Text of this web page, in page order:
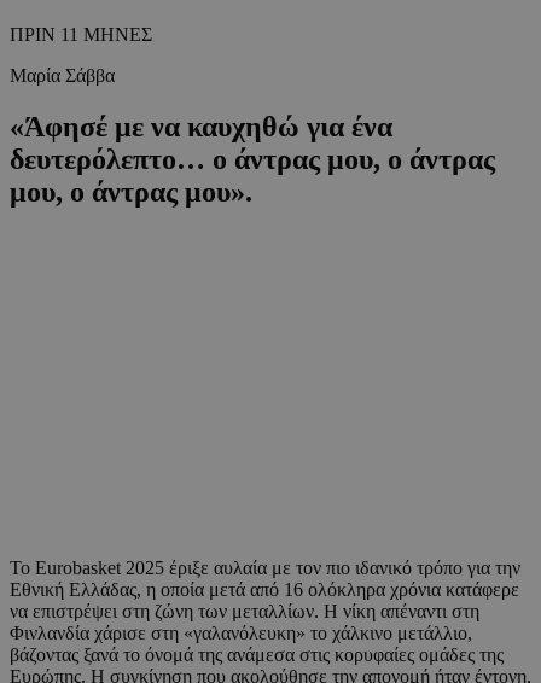
ΠΡΙΝ 11 ΜΗΝΕΣ
Μαρία Σάββα
«Άφησέ με να καυχηθώ για ένα
δευτερόλεπτο… ο άντρας μου, ο άντρας
μου, ο άντρας μου».
Το Eurobasket 2025 έριξε αυλαία με τον πιο ιδανικό τρόπο για την
Εθνική Ελλάδας, η οποία μετά από 16 ολόκληρα χρόνια κατάφερε
να επιστρέψει στη ζώνη των μεταλλίων. Η νίκη απέναντι στη
Φινλανδία χάρισε στη «γαλανόλευκη» το χάλκινο μετάλλιο,
βάζοντας ξανά το όνομά της ανάμεσα στις κορυφαίες ομάδες της
Ευρώπης. Η συγκίνηση που ακολούθησε την απονομή ήταν έντονη,